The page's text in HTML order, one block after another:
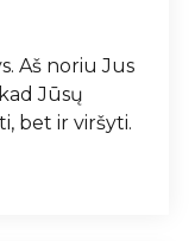
Aš noriu Jus
Jūsų
bet ir viršyti.